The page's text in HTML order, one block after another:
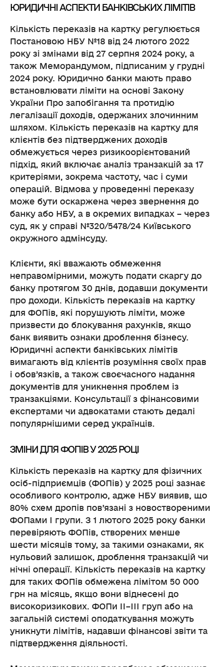
ЮРИДИЧНІ АСПЕКТИ БАНКІВСЬКИХ ЛІМІТІВ
Кількість переказів на картку регулюється
Постановою НБУ №18 від 24 лютого 2022
року зі змінами від 27 серпня 2024 року, а
також Меморандумом, підписаним у грудні
2024 року. Юридично банки мають право
встановлювати ліміти на основі Закону
України Про запобігання та протидію
легалізації доходів, одержаних злочинним
шляхом. Кількість переказів на картку для
клієнтів без підтверджених доходів
обмежується через ризикоорієнтований
підхід, який включає аналіз транзакцій за 17
критеріями, зокрема частоту, час і суми
операцій. Відмова у проведенні переказу
може бути оскаржена через звернення до
банку або НБУ, а в окремих випадках – через
суд, як у справі №320/5478/24 Київського
окружного адмінсуду.
Клієнти, які вважають обмеження
неправомірними, можуть подати скаргу до
банку протягом 30 днів, додавши документи
про доходи. Кількість переказів на картку
для ФОПів, які порушують ліміти, може
призвести до блокування рахунків, якщо
банк виявить ознаки дроблення бізнесу.
Юридичні аспекти банківських лімітів
вимагають від клієнтів розуміння своїх прав
і обов’язків, а також своєчасного надання
документів для уникнення проблем із
транзакціями. Консультації з фінансовими
експертами чи адвокатами стають дедалі
популярнішими серед українців.
ЗМІНИ ДЛЯ ФОПІВ У 2025 РОЦІ
Кількість переказів на картку для фізичних
осіб-підприємців (ФОПів) у 2025 році зазнає
особливого контролю, адже НБУ виявив, що
80% схем дропів пов’язані з новоствореними
ФОПами І групи. З 1 лютого 2025 року банки
перевіряють ФОПів, створених менше
шести місяців тому, за такими ознаками, як
нульовий залишок, дроблення транзакцій чи
нічні операції. Кількість переказів на картку
для таких ФОПів обмежена лімітом 50 000
грн на місяць, якщо вони віднесені до
високоризикових. ФОПи ІІ–ІІІ груп або на
загальній системі оподаткування можуть
уникнути лімітів, надавши фінансові звіти та
підтвердження діяльності.